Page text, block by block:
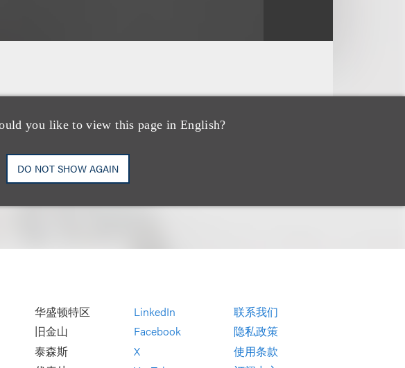
you like to view this page in English?
DO NOT SHOW AGAIN
华盛顿特区
旧金山
泰森斯
LinkedIn
Facebook
X
联系我们
隐私政策
使用条款